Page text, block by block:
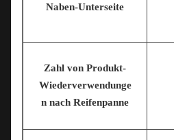
Naben-Unterseite
Zahl von Produkt-
Wiederverwendunge
n nach Reifenpanne